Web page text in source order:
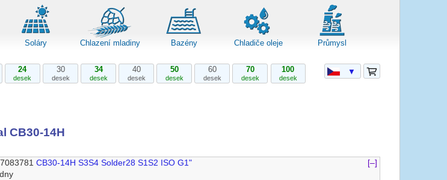
Soláry Chlazení mladiny Bazény Chladiče oleje Průmysl
24
desek
30
desek
34
desek
40
desek
50
desek
60
desek
70
desek
100
desek
CB30-14H
CB30-14H S3S4 Solder28 S1S2 ISO G1"
[–]
▼